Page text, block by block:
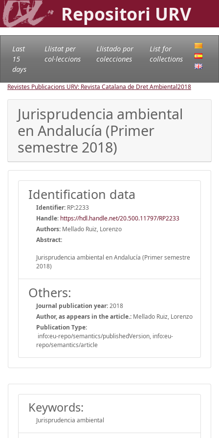
Repositori URV
Last
15
days
Llistat per
col·leccions
Llistado por
colecciones
List for
collections
Revistes Publicacions URV: Revista Catalana de Dret Ambiental2018
Jurisprudencia ambiental
en Andalucía (Primer
semestre 2018)
Identification data
Identifier: RP:2233
Handle: https://hdl.handle.net/20.500.11797/RP2233
Authors: Mellado Ruiz, Lorenzo
Abstract:
Jurisprudencia ambiental en Andalucía (Primer semestre
2018)
Others:
Journal publication year:2018
Author, as appears in the article.: Mellado Ruiz, Lorenzo
Publication Type:
info:eu-repo/semantics/publishedVersion, info:eu-
repo/semantics/article
Keywords:
Jurisprudencia ambiental